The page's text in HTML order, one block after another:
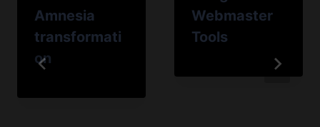
Amnesia
transformati
on
Webmaster
Tools